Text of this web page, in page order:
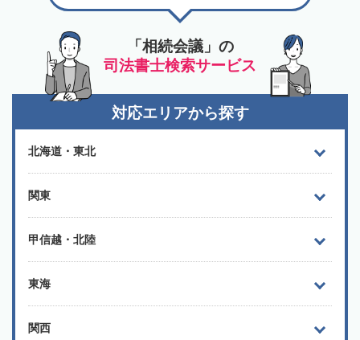
「相続会議」の
司法書士検索サービス
対応エリアから探す
北海道・東北
関東
甲信越・北陸
東海
関西